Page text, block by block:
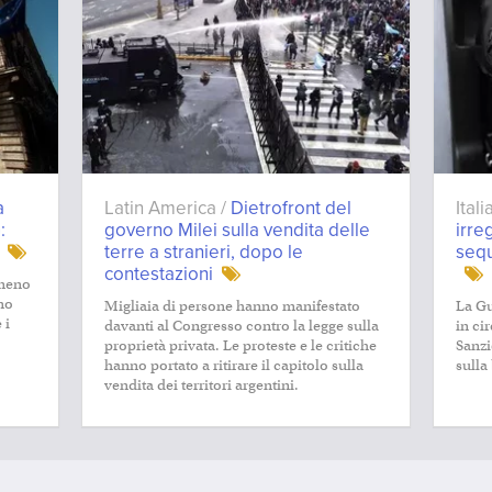
i
Latin America / Dietrofront del
governo Milei sulla vendita delle
terre a stranieri, dopo le
contestazioni
Migliaia di persone hanno manifestato
davanti al Congresso contro la legge sulla
proprietà privata. Le proteste e le critiche
hanno portato a ritirare il capitolo sulla
vendita dei territori argentini.
La
in
sulla